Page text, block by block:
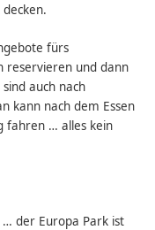
decken.
fürs
reservieren und dann
auch nach
kann nach dem Essen
fahren … alles kein
… der Europa Park ist